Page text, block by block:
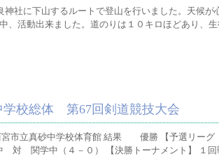
社に下山するルートで登山を行いました。天候が
、活動出来ました。道のりは１０キロほどあり、
校総体 第67回剣道競技大会
立真砂中学校体育館 結果 優勝 【予選リーグ
対 関学中（４－０） 【決勝トーナメント】 １